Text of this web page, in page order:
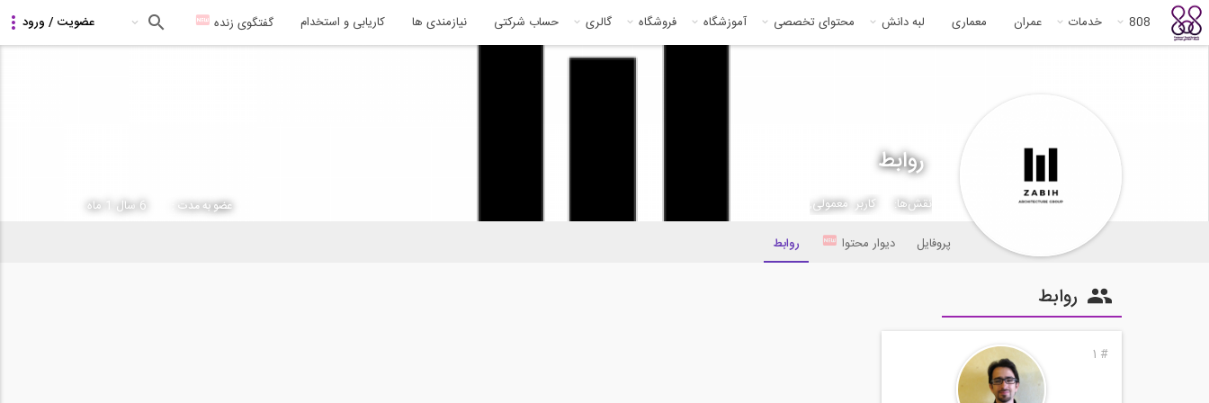
808 خدمات عمران معماری لبه دانش محتوای تخصصی آموزشگاه فروشگاه گالری حساب شرکتی نیازمندی ها کاریابی و استخدام گفتگوی زنده
روابط
نقش‌ها: کاربر معمولی, عضو به مدت :
6 سال 1 ماه
پروفایل
دیوار محتوا روابط
روابط
#
1